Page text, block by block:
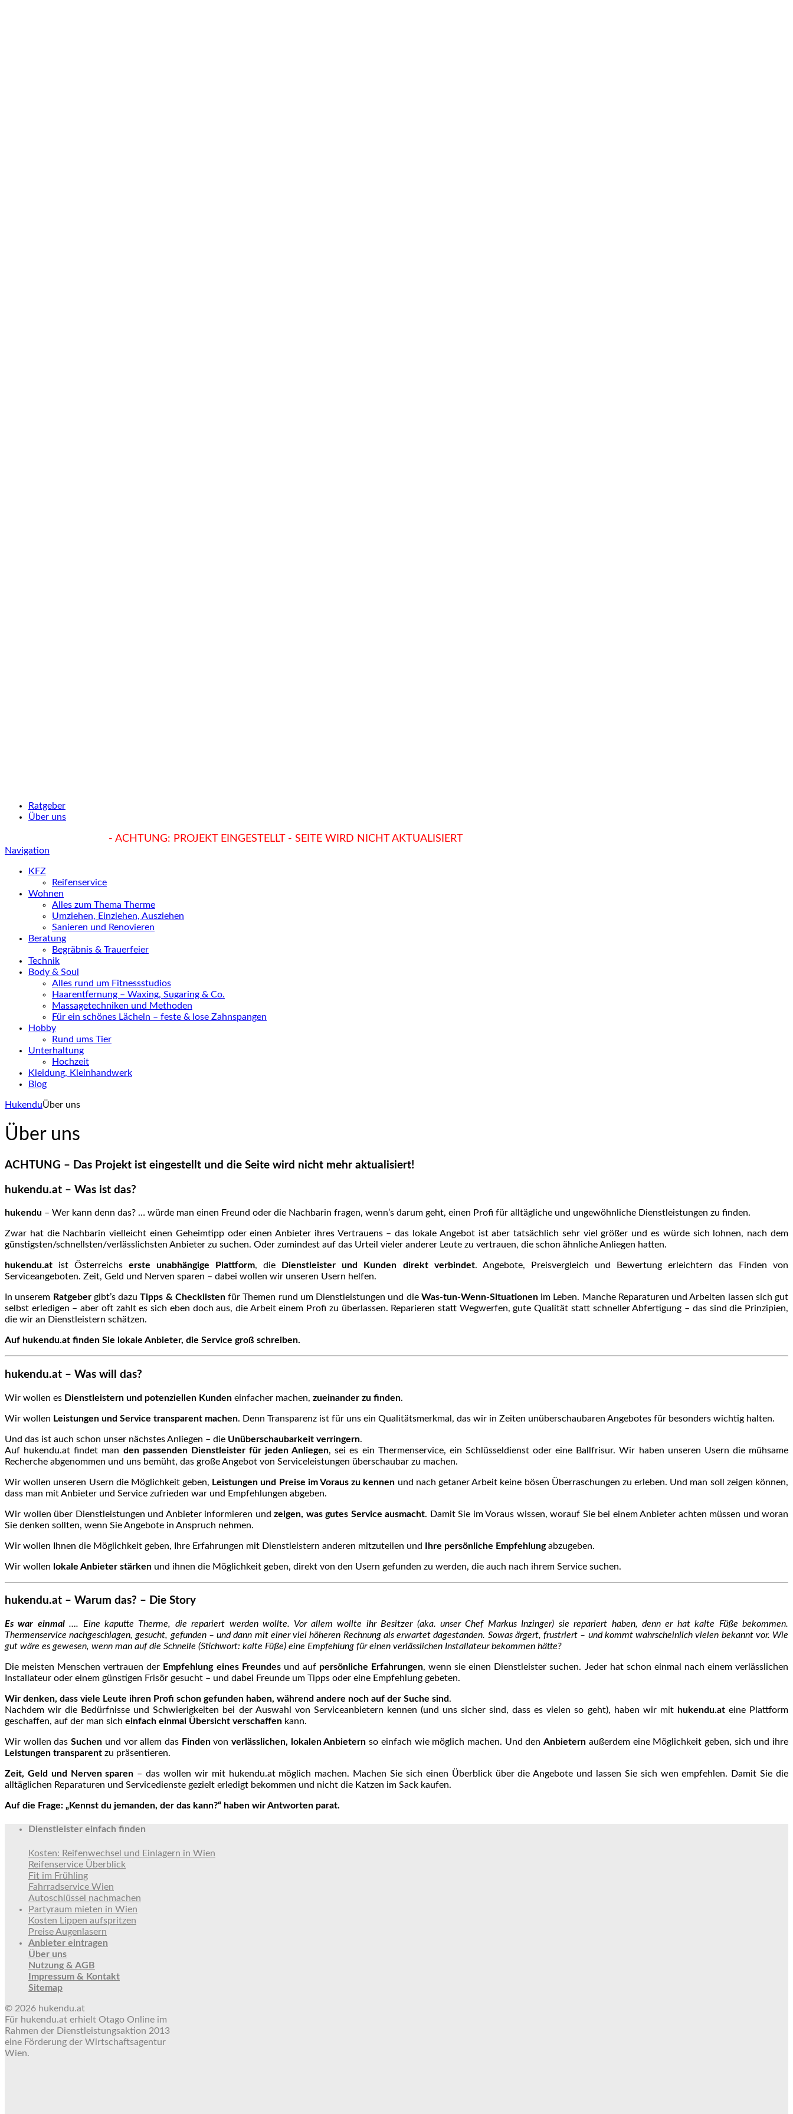
Ratgeber
Über uns
- ACHTUNG: PROJEKT EINGESTELLT - SEITE WIRD NICHT AKTUALISIERT
Navigation
KFZ
Reifenservice
Wohnen
Alles zum Thema Therme
Umziehen, Einziehen, Ausziehen
Sanieren und Renovieren
Beratung
Begräbnis & Trauerfeier
Technik
Body & Soul
Alles rund um Fitnessstudios
Haarentfernung – Waxing, Sugaring & Co.
Massagetechniken und Methoden
Für ein schönes Lächeln – feste & lose Zahnspangen
Hobby
Rund ums Tier
Unterhaltung
Hochzeit
Kleidung, Kleinhandwerk
Blog
HukenduÜber uns
Über uns
ACHTUNG – Das Projekt ist eingestellt und die Seite wird nicht mehr aktualisiert!
hukendu.at – Was ist das?
hukendu – Wer kann denn das? … würde man einen Freund oder die Nachbarin fragen, wenn’s darum geht, einen Profi für alltägliche und ungewöhnliche Dienstleistungen zu finden.
Zwar hat die Nachbarin vielleicht einen Geheimtipp oder einen Anbieter ihres Vertrauens – das lokale Angebot ist aber tatsächlich sehr viel größer und es würde sich lohnen, nach dem
günstigsten/schnellsten/verlässlichsten Anbieter zu suchen. Oder zumindest auf das Urteil vieler anderer Leute zu vertrauen, die schon ähnliche Anliegen hatten.
hukendu.at ist Österreichserste unabhängige Plattform, die Dienstleister und Kunden direkt verbindet. Angebote, Preisvergleich und Bewertung erleichtern das Finden von
Serviceangeboten. Zeit, Geld und Nerven sparen – dabei wollen wir unseren Usern helfen.
In unserem Ratgebergibt’s dazuTipps & Checklistenfür Themen rund um Dienstleistungen und die Was-tun-Wenn-Situationenim Leben. Manche Reparaturen und Arbeiten lassen sich gut
selbst erledigen – aber oft zahlt es sich eben doch aus, die Arbeit einem Profi zu überlassen. Reparieren statt Wegwerfen, gute Qualität statt schneller Abfertigung – das sind die Prinzipien,
die wir an Dienstleistern schätzen.
Auf hukendu.at finden Sie lokale Anbieter, die Service groß schreiben.
hukendu.at – Was will das?
Wir wollen es Dienstleistern und potenziellen Kunden einfacher machen, zueinander zu finden.
Wir wollen Leistungen und Service transparent machen. Denn Transparenz ist für uns ein Qualitätsmerkmal, das wir in Zeiten unüberschaubaren Angebotes für besonders wichtig halten.
Und das ist auch schon unser nächstes Anliegen – die Unüberschaubarkeit verringern.
Auf hukendu.at findet man den passenden Dienstleister für jeden Anliegen, sei es ein Thermenservice, ein Schlüsseldienst oder eine Ballfrisur. Wir haben unseren Usern die mühsame
Recherche abgenommen und uns bemüht, das große Angebot von Serviceleistungen überschaubar zu machen.
Wir wollen unseren Usern die Möglichkeit geben, Leistungen und Preise im Voraus zu kennen und nach getaner Arbeit keine bösen Überraschungen zu erleben. Und man soll zeigen können,
dass man mit Anbieter und Service zufrieden war und Empfehlungen abgeben.
Wir wollen über Dienstleistungen und Anbieter informieren und zeigen, was gutes Service ausmacht. Damit Sie im Voraus wissen, worauf Sie bei einem Anbieter achten müssen und woran
Sie denken sollten, wenn Sie Angebote in Anspruch nehmen.
Wir wollen Ihnen die Möglichkeit geben, Ihre Erfahrungen mit Dienstleistern anderen mitzuteilen und Ihre persönliche Empfehlungabzugeben.
Wir wollen lokale Anbieter stärken und ihnen die Möglichkeit geben, direkt von den Usern gefunden zu werden, die auch nach ihrem Service suchen.
hukendu.at – Warum das? – Die Story
Es war einmal…. Eine kaputte Therme, die repariert werden wollte. Vor allem wollte ihr Besitzer (aka. unser Chef Markus Inzinger) sie repariert haben, denn er hat kalte Füße bekommen.
Thermenservice nachgeschlagen, gesucht, gefunden – und dann mit einer viel höheren Rechnung als erwartet dagestanden. Sowas ärgert, frustriert – und kommt wahrscheinlich vielen bekannt vor. Wie
gut wäre es gewesen, wenn man auf die Schnelle (Stichwort: kalte Füße) eine Empfehlung für einen verlässlichen Installateur bekommen hätte?
Die meisten Menschen vertrauen der Empfehlung eines Freundesund auf persönliche Erfahrungen, wenn sie einen Dienstleister suchen. Jeder hat schon einmal nach einem verlässlichen
Installateur oder einem günstigen Frisör gesucht – und dabei Freunde um Tipps oder eine Empfehlung gebeten.
Wir denken, dass viele Leute ihren Profi schon gefunden haben, während andere noch auf der Suche sind.
Nachdem wir die Bedürfnisse und Schwierigkeiten bei der Auswahl von Serviceanbietern kennen (und uns sicher sind, dass es vielen so geht), haben wir mit hukendu.ateine Plattform
geschaffen, auf der man sich einfach einmal Übersicht verschaffen kann.
Wir wollen dasSuchen und vor allem das Findenvonverlässlichen, lokalen Anbietern so einfach wie möglich machen. Und denAnbietern außerdem eine Möglichkeit geben, sich und ihre
Leistungen transparent zu präsentieren.
Zeit, Geld und Nerven sparen – das wollen wir mit hukendu.at möglich machen. Machen Sie sich einen Überblick über die Angebote und lassen Sie sich wen empfehlen. Damit Sie die
alltäglichen Reparaturen und Servicedienste gezielt erledigt bekommen und nicht die Katzen im Sack kaufen.
Auf die Frage: „Kennst du jemanden, der das kann?“ haben wir Antworten parat.
Dienstleister einfach finden
Kosten: Reifenwechsel und Einlagern in Wien
Reifenservice Überblick
Fit im Frühling
Fahrradservice Wien
Autoschlüssel nachmachen
Partyraum mieten in Wien
Kosten Lippen aufspritzen
Preise Augenlasern
Anbieter eintragen
Über uns
Nutzung & AGB
Impressum & Kontakt
Sitemap
© 2026 hukendu.at
Für hukendu.at erhielt Otago Online im
Rahmen der Dienstleistungsaktion 2013
eine Förderung der Wirtschaftsagentur
Wien.